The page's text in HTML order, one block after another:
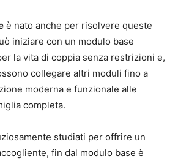
è nato anche per risolvere queste
iniziare con un modulo base
la vita di coppia senza restrizioni e,
collegare altri moduli fino a
moderna e funzionale alle
completa.
studiati per offrire un
fin dal modulo base è